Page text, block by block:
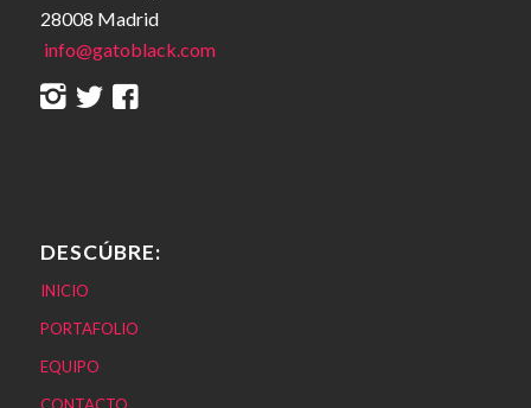
28008 Madrid
info@gatoblack.com
DESCÚBRE:
INICIO
PORTAFOLIO
EQUIPO